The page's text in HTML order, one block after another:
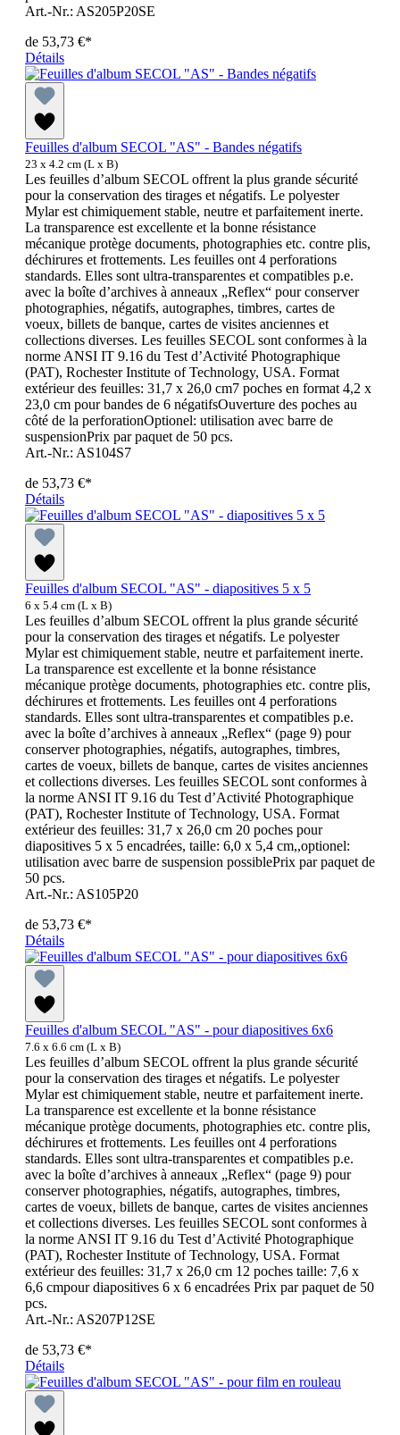
Art.-Nr.: AS205P20SE
de 53,73 €*
Détails
Feuilles d'album SECOL "AS" - Bandes négatifs
23 x 4.2 cm (L x B)
Les feuilles d’album SECOL offrent la plus grande sécurité
pour la conservation des tirages et négatifs. Le polyester
Mylar est chimiquement stable, neutre et parfaitement inerte.
La transparence est excellente et la bonne résistance
mécanique protège documents, photographies etc. contre plis,
déchirures et frottements. Les feuilles ont 4 perforations
standards. Elles sont ultra-transparentes et compatibles p.e.
avec la boîte d’archives à anneaux „Reflex“ pour conserver
photographies, négatifs, autographes, timbres, cartes de
voeux, billets de banque, cartes de visites anciennes et
collections diverses. Les feuilles SECOL sont conformes à la
norme ANSI IT 9.16 du Test d’Activité Photographique
(PAT), Rochester Institute of Technology, USA. Format
extérieur des feuilles: 31,7 x 26,0 cm7 poches en format 4,2 x
23,0 cm pour bandes de 6 négatifsOuverture des poches au
côté de la perforationOptionel: utilisation avec barre de
suspensionPrix par paquet de 50 pcs.
Art.-Nr.: AS104S7
de 53,73 €*
Détails
Feuilles d'album SECOL "AS" - diapositives 5 x 5
6 x 5.4 cm (L x B)
Les feuilles d’album SECOL offrent la plus grande sécurité
pour la conservation des tirages et négatifs. Le polyester
Mylar est chimiquement stable, neutre et parfaitement inerte.
La transparence est excellente et la bonne résistance
mécanique protège documents, photographies etc. contre plis,
déchirures et frottements. Les feuilles ont 4 perforations
standards. Elles sont ultra-transparentes et compatibles p.e.
avec la boîte d’archives à anneaux „Reflex“ (page 9) pour
conserver photographies, négatifs, autographes, timbres,
cartes de voeux, billets de banque, cartes de visites anciennes
et collections diverses. Les feuilles SECOL sont conformes à
la norme ANSI IT 9.16 du Test d’Activité Photographique
(PAT), Rochester Institute of Technology, USA. Format
extérieur des feuilles: 31,7 x 26,0 cm 20 poches pour
diapositives 5 x 5 encadrées, taille: 6,0 x 5,4 cm,,optionel:
utilisation avec barre de suspension possiblePrix par paquet de
50 pcs.
Art.-Nr.: AS105P20
de 53,73 €*
Détails
Feuilles d'album SECOL "AS" - pour diapositives 6x6
7.6 x 6.6 cm (L x B)
Les feuilles d’album SECOL offrent la plus grande sécurité
pour la conservation des tirages et négatifs. Le polyester
Mylar est chimiquement stable, neutre et parfaitement inerte.
La transparence est excellente et la bonne résistance
mécanique protège documents, photographies etc. contre plis,
déchirures et frottements. Les feuilles ont 4 perforations
standards. Elles sont ultra-transparentes et compatibles p.e.
avec la boîte d’archives à anneaux „Reflex“ (page 9) pour
conserver photographies, négatifs, autographes, timbres,
cartes de voeux, billets de banque, cartes de visites anciennes
et collections diverses. Les feuilles SECOL sont conformes à
la norme ANSI IT 9.16 du Test d’Activité Photographique
(PAT), Rochester Institute of Technology, USA. Format
extérieur des feuilles: 31,7 x 26,0 cm 12 poches taille: 7,6 x
6,6 cmpour diapositives 6 x 6 encadrées Prix par paquet de 50
pcs.
Art.-Nr.: AS207P12SE
de 53,73 €*
Détails